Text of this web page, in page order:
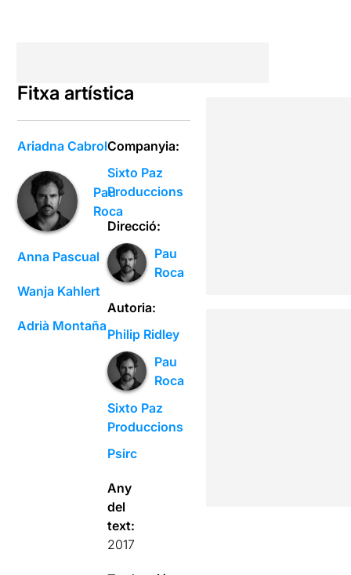
Fitxa artística
Ariadna Cabrol
Pau
Roca
Anna Pascual
Wanja Kahlert
Adrià Montaña
Companyia:
Sixto Paz
Produccions
Direcció:
Pau
Roca
Autoria:
Philip Ridley
Pau
Roca
Sixto Paz
Produccions
Psirc
Any
del
text:
2017